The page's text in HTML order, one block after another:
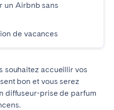
un Airbnb sans
de vacances
souhaitez accueillir vos
bon et vous serez
diffuseur-prise de parfum
Leiria